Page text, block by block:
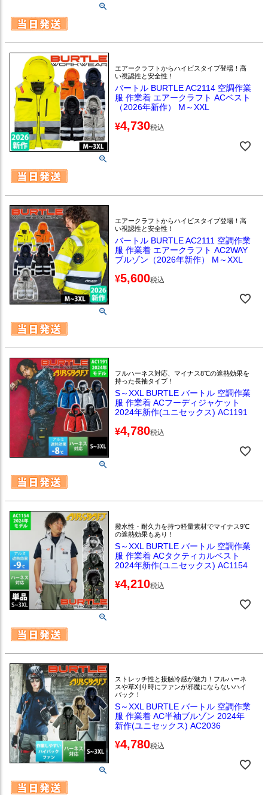
エアークラフトからハイビスタイプ登場！高
い視認性と安全性！
バートル BURTLE AC2114 空調作業
服 作業着 エアークラフト ACベスト
（2026年新作） M～XXL
¥4,730税込
エアークラフトからハイビスタイプ登場！高
い視認性と安全性！
バートル BURTLE AC2111 空調作業
服 作業着 エアークラフト AC2WAY
ブルゾン（2026年新作） M～XXL
¥5,600税込
フルハーネス対応、マイナス8℃の遮熱効果を
持った長袖タイプ！
S～XXL BURTLE バートル 空調作業
服 作業着 ACフーディジャケット
2024年新作(ユニセックス) AC1191
¥4,780税込
撥水性・耐久力を持つ軽量素材でマイナス9℃
の遮熱効果もあり！
S～XXL BURTLE バートル 空調作業
服 作業着 ACタクティカルベスト
2024年新作(ユニセックス) AC1154
¥4,210税込
ストレッチ性と接触冷感が魅力！フルハーネ
スや草刈り時にファンが邪魔にならないハイ
バック！
S～XXL BURTLE バートル 空調作業
服 作業着 AC半袖ブルゾン 2024年
新作(ユニセックス) AC2036
¥4,780税込